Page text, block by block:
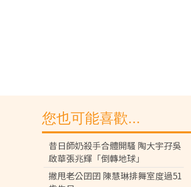
您也可能喜歡...
昔日師奶殺手合體開騷 陶大宇孖吳
啟華張兆輝「倒轉地球」
撇甩老公囝囝 陳慧琳排舞室度過51